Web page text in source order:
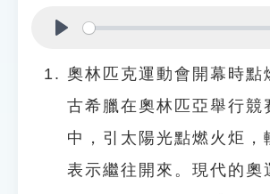
奧林匹克運動會開幕時點
古希臘在奧林匹亞舉行競
中，引太陽光點燃火炬，
表示繼往開來。現代的奧